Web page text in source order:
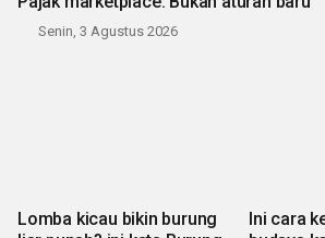
Senin, 3 Agustus 2026
Lomba kicau bikin burung
Ini cara